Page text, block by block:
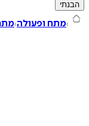
הבנתי
מתח ופעולה